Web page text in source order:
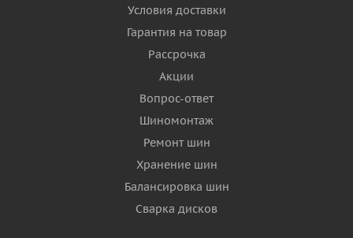
Условия доставки
Гарантия на товар
Рассрочка
Акции
Вопрос-ответ
Шиномонтаж
Ремонт шин
Хранение шин
Балансировка шин
Сварка дисков